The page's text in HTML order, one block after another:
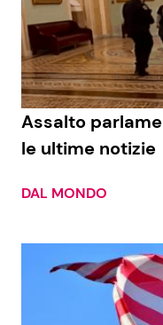
Assalto
le ultime notizie
DAL MONDO